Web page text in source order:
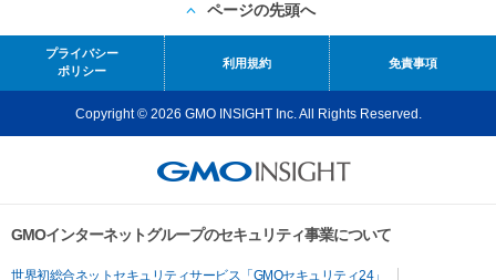
ページの先頭へ
プライバシー
ポリシー
利用規約 免責事項
Copyright © 2026 GMO INSIGHT Inc. All Rights Reserved.
GMOインターネットグループのセキュリティ事業について
世界初総合ネットセキュリティサービス「GMOセキュリティ24」